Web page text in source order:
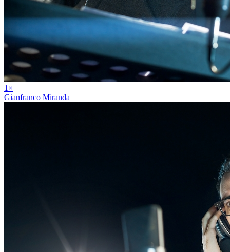
1 ×
Gianfranco Miranda